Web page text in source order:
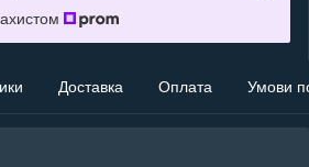
Доставка Оплата Умови